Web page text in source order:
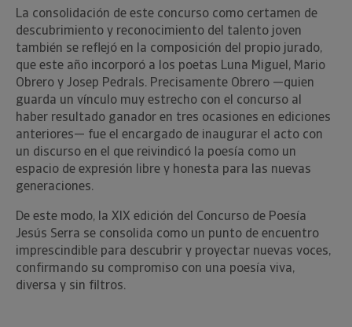
La consolidación de este concurso como certamen de
descubrimiento y reconocimiento del talento joven
también se reflejó en la composición del propio jurado,
que este año incorporó a los poetas Luna Miguel, Mario
Obrero y Josep Pedrals. Precisamente Obrero —quien
guarda un vínculo muy estrecho con el concurso al
haber resultado ganador en tres ocasiones en ediciones
anteriores— fue el encargado de inaugurar el acto con
un discurso en el que reivindicó la poesía como un
espacio de expresión libre y honesta para las nuevas
generaciones.
De este modo, la XIX edición del Concurso de Poesía
Jesús Serra se consolida como un punto de encuentro
imprescindible para descubrir y proyectar nuevas voces,
confirmando su compromiso con una poesía viva,
diversa y sin filtros.